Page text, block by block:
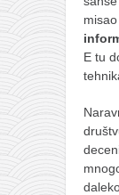
E tu